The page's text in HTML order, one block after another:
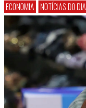
ECONOMIA NOTÍCIAS DO DIA